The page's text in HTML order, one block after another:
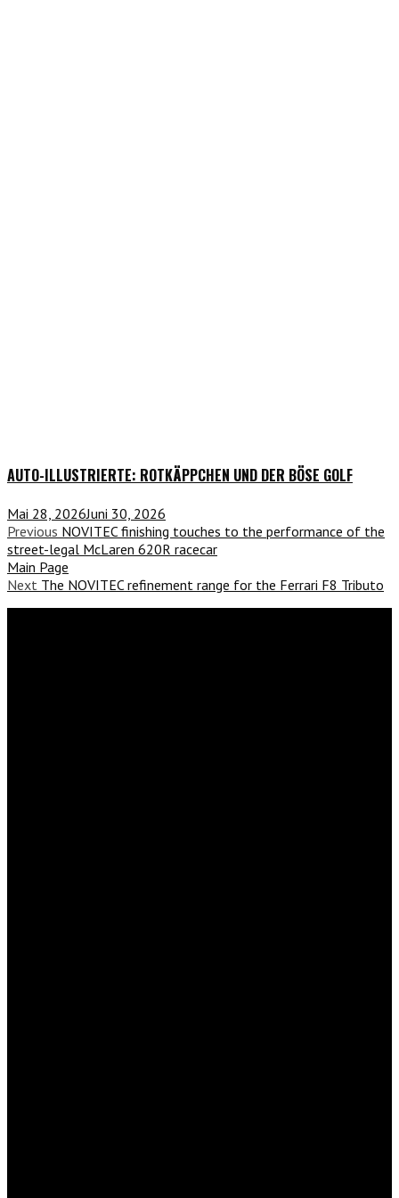
AUTO-ILLUSTRIERTE: ROTKÄPPCHEN UND DER BÖSE GOLF
Mai 28, 2026Juni 30, 2026
Previous NOVITEC finishing touches to the performance of the
street-legal McLaren 620R racecar
Main Page
Next The NOVITEC refinement range for the Ferrari F8 Tributo